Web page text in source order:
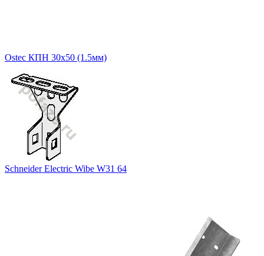
Ostec КПН 30х50 (1.5мм)
Schneider Electric Wibe W31 64